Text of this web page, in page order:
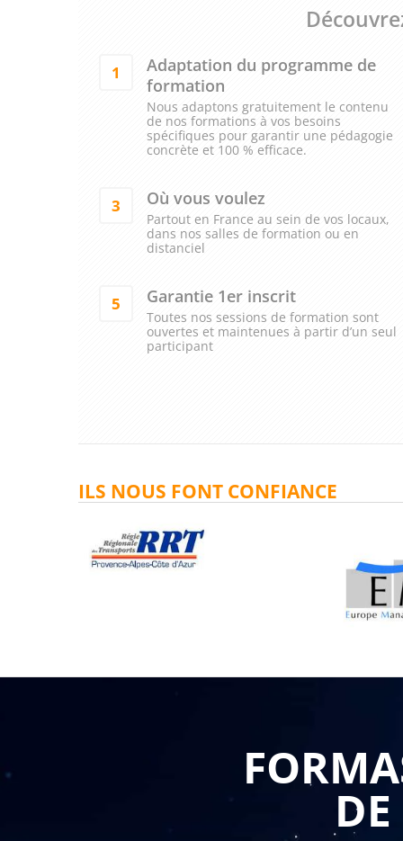
1
Adaptation du programme de
formation
Nous adaptons gratuitement le contenu
de nos formations à vos besoins
spécifiques pour garantir une pédagogie
concrète et 100 % efficace.
3 Où vous voulez
Partout en France au sein de vos locaux,
dans nos salles de formation ou en
distanciel
5 Garantie 1er inscrit
Toutes nos sessions de formation sont
ouvertes et maintenues à partir d’un seul
participant
ILS NOUS FONT CONFIANCE